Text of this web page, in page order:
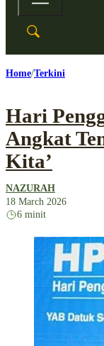
Home Terkini
Hari
Angkat
Kita’
NAZURAH
18 March 2026
6 minit